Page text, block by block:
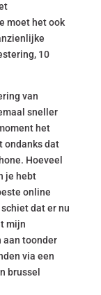
moet het ook
10
van
sneller
het
ondanks dat
Hoeveel
je hebt
online
dat er nu
mijn
aan toonder
via een
brussel